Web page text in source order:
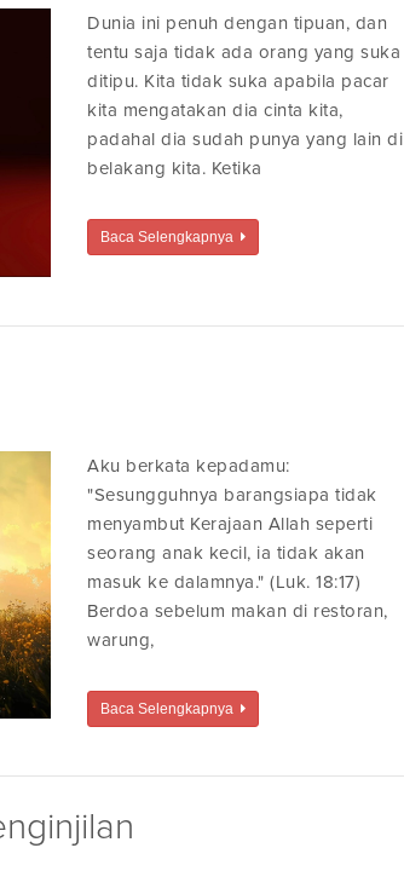
Dunia ini penuh dengan tipuan, dan
tentu saja tidak ada orang yang suka
ditipu. Kita tidak suka apabila pacar
kita mengatakan dia cinta kita,
padahal dia sudah punya yang lain di
belakang kita. Ketika
Baca Selengkapnya
Aku berkata kepadamu:
"Sesungguhnya barangsiapa tidak
menyambut Kerajaan Allah seperti
seorang anak kecil, ia tidak akan
masuk ke dalamnya." (Luk. 18:17)
Berdoa sebelum makan di restoran,
warung,
Baca Selengkapnya